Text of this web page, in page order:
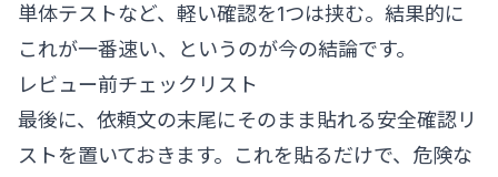
単体テストなど、軽い確認を1つは挟む。結果的に
これが一番速い、というのが今の結論です。
レビュー前チェックリスト
最後に、依頼文の末尾にそのまま貼れる安全確認リ
ストを置いておきます。これを貼るだけで、危険な